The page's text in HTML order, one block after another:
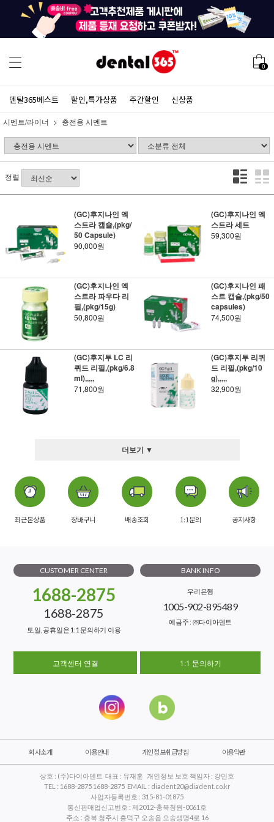
0
덴탈365베스트 할인,특가상품 주간할인 신상품
시멘트/라이너 충전용 시멘트
정렬
(GC)후지나인 엑
스트라 캡슐,(pkg/
50 Capsule)
90,000원
(GC)후지나인 엑
스트라 세트
59,300원
(GC)후지나인 엑
스트라 파우다 리
필,(pkg/15g)
50,800원
(GC)후지나인 패
스트 캡슐,(pkg/50
capsules)
74,500원
(GC)후지투 LC 리
퀴드 리필,(pkg/6.8
ml),,,,,
71,800원
(GC)후지투 리퀴
드 리필,(pkg/10
g),,,,,
32,900원
더보기 ▼
최근본상품 장바구니 배송조회 1:1문의 공지사항
CUSTOMER CENTER
1688-2875
1688-2875
토,일, 공휴일은 1:1 문의하기 이용
BANK INFO
우리은행
1005-902-895489
예금주 : ㈜다이아덴트
고객센터 연결 1:1 문의하기
회사소개 이용안내 개인정보취급방침 이용약관
상호 : (주)다이아덴트 대표 : 유재훈 개인정보 보호 책임자 : 강민호
TEL : 1688-2875 1688-2875 EMAIL : diadent20@diadent.co.kr
사업자등록번호 : 315-81-01875
통신판매업신고번호 : 제2012-충북청원-0061호
주소 : 충북 청주시 흥덕구 오송읍 오송생명4로 16